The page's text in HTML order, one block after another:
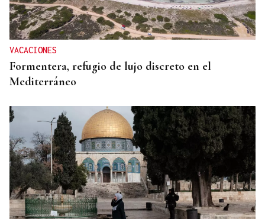
La UE lanza una campaña de ahorro energético
doméstico
VACACIONES
Formentera, refugio de lujo discreto en el
Mediterráneo